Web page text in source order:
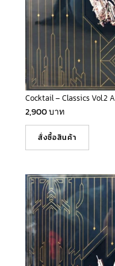
Cocktail – Classics Vol.2
2,900บาท
สั่งซื้อสินค้า